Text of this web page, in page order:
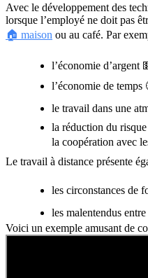
Avec le développement des
lorsque l’employé ne doit pas
🏠 maison ou au café. Par
l’économie d’argent
l’économie de temps
le travail dans une
la réduction du
la coopération avec
Le travail à distance présente
les circonstances de
les malentendus
Voici un exemple amusant de